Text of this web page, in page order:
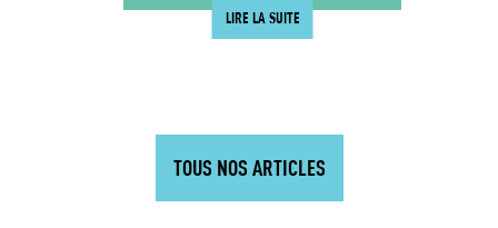
LIRE LA SUITE
TOUS NOS ARTICLES